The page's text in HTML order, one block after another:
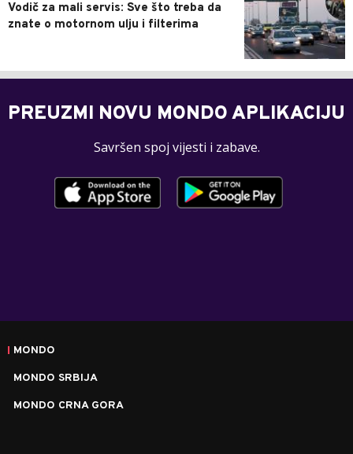
Vodič za mali servis: Sve što treba da
znate o motornom ulju i filterima
PREUZMI NOVU MONDO APLIKACIJU
Savršen spoj vijesti i zabave.
MONDO
MONDO SRBIJA
MONDO CRNA GORA